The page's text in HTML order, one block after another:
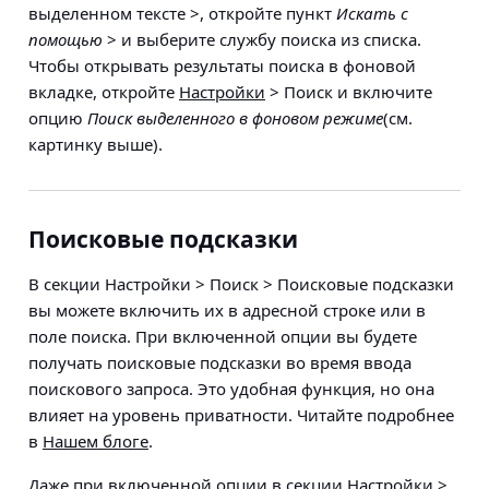
выделенном тексте >, откройте пункт Искать с
помощью > и выберите службу поиска из списка.
Чтобы открывать результаты поиска в фоновой
вкладке, откройте Настройки > Поиск и включите
опцию Поиск выделенного в фоновом режиме(см.
картинку выше).
Поисковые подсказки
В секции Настройки > Поиск > Поисковые подсказки
вы можете включить их в адресной строке или в
поле поиска. При включенной опции вы будете
получать поисковые подсказки во время ввода
поискового запроса. Это удобная функция, но она
влияет на уровень приватности. Читайте подробнее
в Нашем блоге.
Даже при включенной опции в секции Настройки >